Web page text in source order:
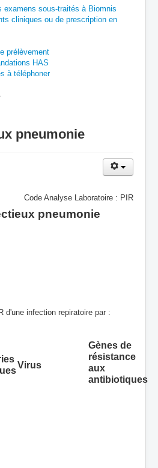
L M N O P
examens sous-traités à Biomnis
cliniques ou de prescription en
prélèvement
HAS
à téléphoner
pneumonie
Code Analyse Laboratoire : PIR
pneumonie
d'une infection repiratoire par :
Virus
Gènes de
résistance
aux
antibiotiques